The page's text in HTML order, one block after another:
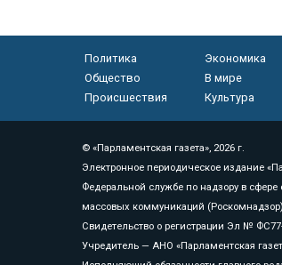
Политика
Экономика
Общество
В мире
Происшествия
Культура
© «Парламентская газета», 2026 г.
Электронное периодическое издание
Федеральной службе по надзору в
массовых коммуникаций (Роскомнадзор)
Свидетельство о регистрации Эл №
Учредитель — АНО «Парламентская